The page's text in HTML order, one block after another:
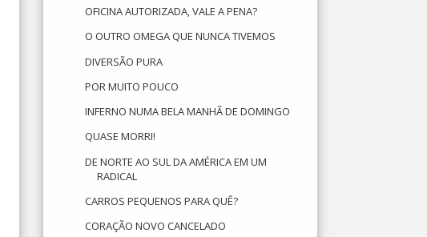
OFICINA AUTORIZADA, VALE A PENA?
O OUTRO OMEGA QUE NUNCA TIVEMOS
DIVERSÃO PURA
POR MUITO POUCO
INFERNO NUMA BELA MANHÃ DE DOMINGO
QUASE MORRI!
DE NORTE AO SUL DA AMÉRICA EM UM
RADICAL
CARROS PEQUENOS PARA QUÊ?
CORAÇÃO NOVO CANCELADO